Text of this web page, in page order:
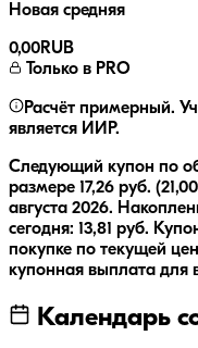
Новая средняя
0,00RUB
Только в PRO
Расчёт примерный.
является ИИР.
Следующий купон по
размере 17,26 руб.
августа 2026.
сегодня: 13,81 руб.
покупке по текущей
купонная выплата для
Календарь